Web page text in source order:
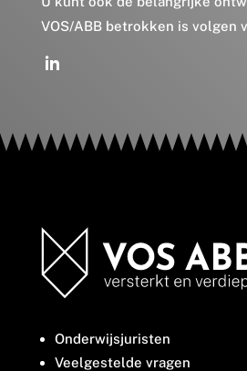
VOS/ABB betrokken is volgen
Onderwijsjuristen
Veelgestelde vragen